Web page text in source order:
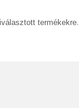
termékekre.